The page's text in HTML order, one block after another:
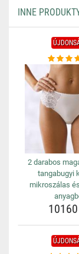
INNE
2 darabos
tangabugyi
mikroszálas